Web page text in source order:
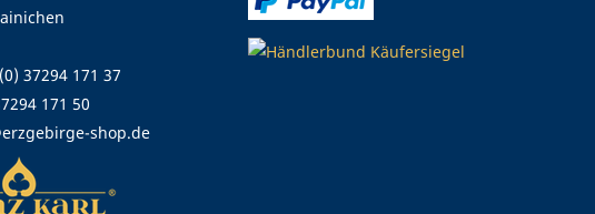
37294 171 37
171 50
shop.de